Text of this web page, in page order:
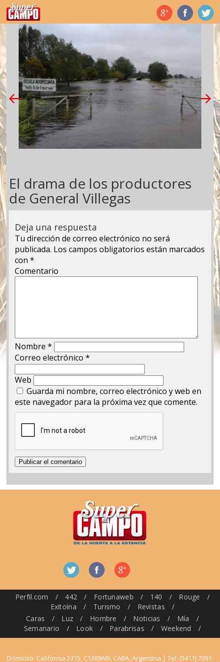
Temas de hoy
El drama de los productores
de General Villegas
Deja una respuesta
Tu dirección de correo electrónico no será
publicada. Los campos obligatorios están marcados
con*
Comentario
Nombre*
Correo electrónico*
Web
Guarda mi nombre, correo electrónico y web en
este navegador para la próxima vez que comente.
Perfil.com / 442 / Fortunaweb / 140 / Rouge
/
Exitoína
/ Turismo / Revistas
/
Caras
/ Luz / Hombre / Noticias / Mía
/
Semanario
/ Look / Parabrisas / Weekend /
Domicilio: California 2715, C1289ABI, CABA, Argentina | Tel: (5411) 7091-